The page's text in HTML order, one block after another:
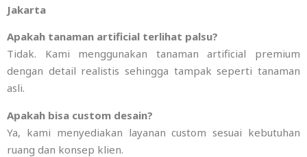
Jakarta
Apakah tanaman artificial terlihat palsu?
Tidak. Kami menggunakan tanaman artificial premium
dengan detail realistis sehingga tampak seperti tanaman
asli.
Apakah bisa custom desain?
Ya, kami menyediakan layanan custom sesuai kebutuhan
ruang dan konsep klien.